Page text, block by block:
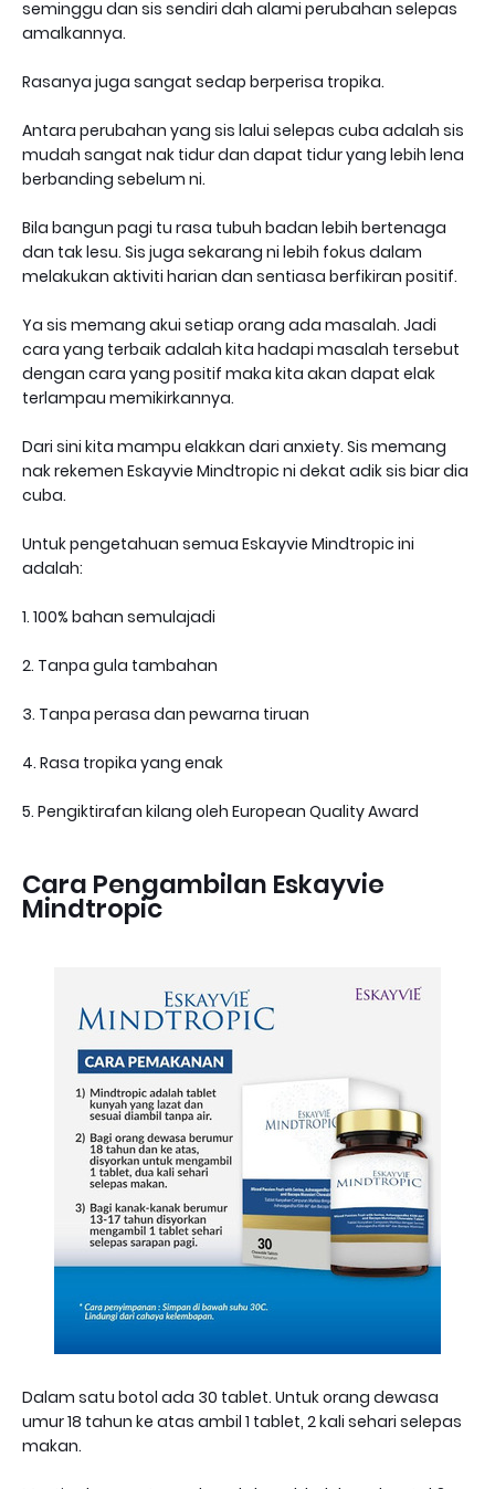
seminggu dan sis sendiri dah alami perubahan selepas
amalkannya.
Rasanya juga sangat sedap berperisa tropika.
Antara perubahan yang sis lalui selepas cuba adalah sis
mudah sangat nak tidur dan dapat tidur yang lebih lena
berbanding sebelum ni.
Bila bangun pagi tu rasa tubuh badan lebih bertenaga
dan tak lesu. Sis juga sekarang ni lebih fokus dalam
melakukan aktiviti harian dan sentiasa berfikiran positif.
Ya sis memang akui setiap orang ada masalah. Jadi
cara yang terbaik adalah kita hadapi masalah tersebut
dengan cara yang positif maka kita akan dapat elak
terlampau memikirkannya.
Dari sini kita mampu elakkan dari anxiety. Sis memang
nak rekemen Eskayvie Mindtropic ni dekat adik sis biar dia
cuba.
Untuk pengetahuan semua Eskayvie Mindtropic ini
adalah:
1. 100% bahan semulajadi
2. Tanpa gula tambahan
3. Tanpa perasa dan pewarna tiruan
4. Rasa tropika yang enak
5. Pengiktirafan kilang oleh European Quality Award
Cara Pengambilan Eskayvie
Mindtropic
Dalam satu botol ada 30 tablet. Untuk orang dewasa
umur 18 tahun ke atas ambil 1 tablet, 2 kali sehari selepas
makan.